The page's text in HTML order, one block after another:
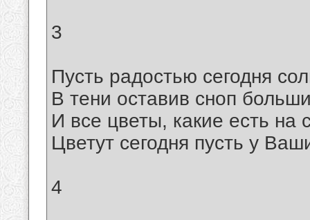
3
Пусть радостью сегодня
В тени оставив сноп
И все цветы, какие есть на
Цветут сегодня пусть у
4